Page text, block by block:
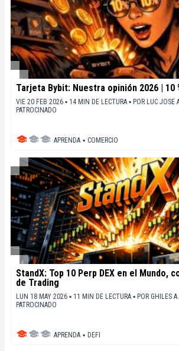
Tarjeta Bybit: Nuestra opinión 2026 | 10
VIE 20 FEB 2026 ▪ 14 MIN DE LECTURA ▪ POR LUC JOSE
PATROCINADO
APRENDA ▪ COMERCIO
StandX: Top 10 Perp DEX en el Mundo,
de Trading
LUN 18 MAY 2026 ▪ 11 MIN DE LECTURA ▪ POR GHILES A.
PATROCINADO
APRENDA ▪ DEFI